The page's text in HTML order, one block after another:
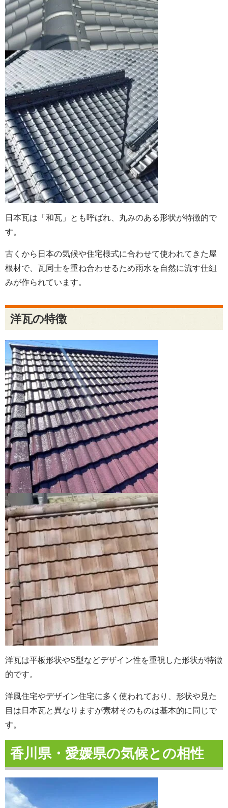
日本瓦は「和瓦」とも呼ばれ、丸みのある形状が特徴的で
す。
古くから日本の気候や住宅様式に合わせて使われてきた屋
根材で、瓦同士を重ね合わせるため雨水を自然に流す仕組
みが作られています。
洋瓦の特徴
洋瓦は平板形状やS型などデザイン性を重視した形状が特徴
的です。
洋風住宅やデザイン住宅に多く使われており、形状や見た
目は日本瓦と異なりますが素材そのものは基本的に同じで
す。
香川県・愛媛県の気候との相性